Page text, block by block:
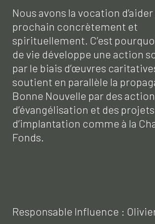
Nous avons la vocation
prochain concrètement et
spirituellement. C’est
de vie développe une action
par le biais d’œuvres
soutient en parallèle la
Bonne Nouvelle par des
d’évangélisation et des projets
d’implantation comme à la
Fonds.
Responsable Influence :